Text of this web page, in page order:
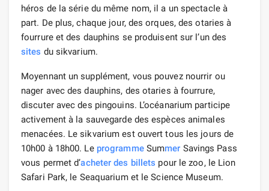
héros de la série du même nom, il a un spectacle à
part. De plus, chaque jour, des orques, des otaries à
fourrure et des dauphins se produisent sur l’un des
sites du sikvarium.
Moyennant un supplément, vous pouvez nourrir ou
nager avec des dauphins, des otaries à fourrure,
discuter avec des pingouins. L’océanarium participe
activement à la sauvegarde des espèces animales
menacées. Le sikvarium est ouvert tous les jours de
10h00 à 18h00. Le programmeSummer Savings Pass
vous permet d’acheter des billets pour le zoo, le Lion
Safari Park, le Seaquarium et le Science Museum.